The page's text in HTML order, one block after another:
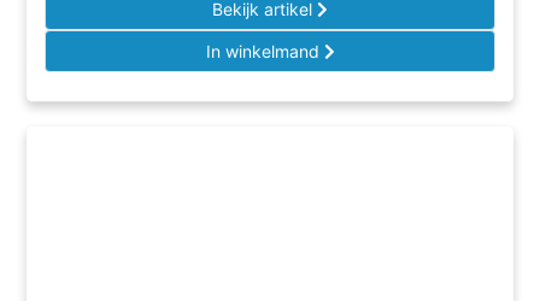
Bekijk artikel
In winkelmand